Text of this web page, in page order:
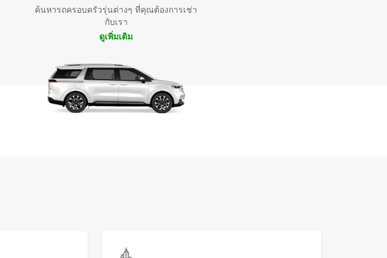
ค้นหารถครอบครัวรุ่นต่างๆ ที่คุณต้องการเช่า
กับเรา
ดูเพิ่มเติม